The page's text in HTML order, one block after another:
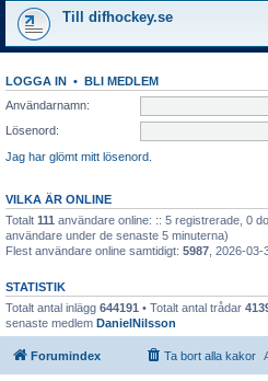
Till difhockey.se
LOGGA IN • BLI MEDLEM
Användarnamn:
Lösenord:
Jag har glömt mitt lösenord.
VILKA ÄR ONLINE
Totalt 111 användare online: :: 5 registrerade, 0
användare under de senaste 5 minuterna)
Flest användare online samtidigt: 5987 , 2026-
STATISTIK
Totalt antal inlägg 644191 • Totalt antal trådar
senaste medlem DanielNilsson
Forumindex Ta bort alla kakor